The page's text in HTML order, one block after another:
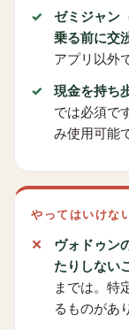
ゼミジャン
乗る前に交
アプリ以外
現金を持ち
では必須で
み使用可能
やってはいけな
ヴォドゥン
たりしない
までは。特
るものがあ